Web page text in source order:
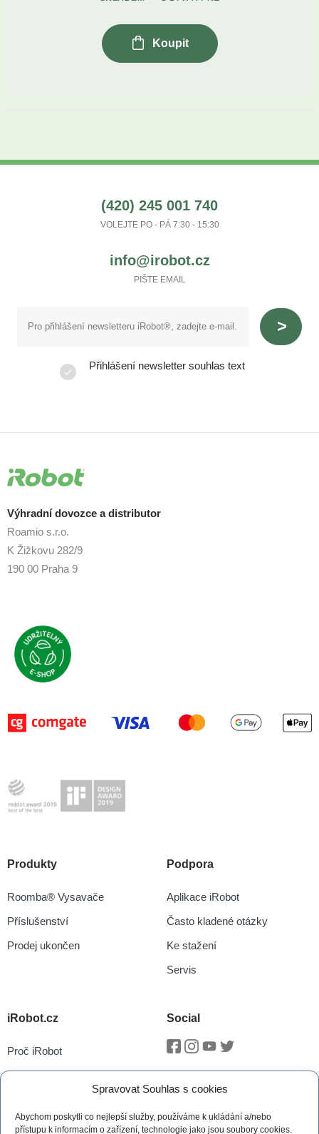
Spravovat Souhlas s cookies
Abychom poskytli co nejlepší služby, používáme k ukládání a/nebo
přístupu k informacím o zařízení, technologie jako jsou soubory cookies.
Koupit
(420) 245 001 740
VOLEJTE PO - PÁ 7:30 - 15:30
info@irobot.cz
PIŠTE EMAIL
Přihlášení newsletter souhlas text
Výhradní dovozce a distributor
Roamio s.r.o.
K Žižkovu 282/9
190 00 Praha 9
Produkty
Roomba® Vysavače
Příslušenství
Prodej ukončen
Podpora
Aplikace iRobot
Často kladené otázky
Ke stažení
Servis
iRobot.cz
Proč iRobot
iRobot OS
Technologie vSLAM®
Social
Facebook
Instagram
Youtube